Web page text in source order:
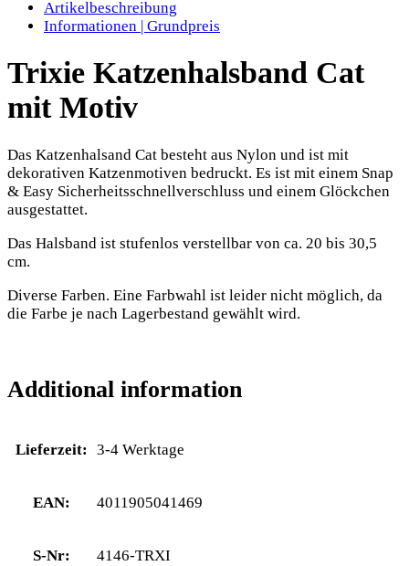
Artikelbeschreibung
Informationen | Grundpreis
Trixie Katzenhalsband Cat
mit Motiv
Das Katzenhalsand Cat besteht aus Nylon und ist mit
dekorativen Katzenmotiven bedruckt. Es ist mit einem Snap
& Easy Sicherheitsschnellverschluss und einem Glöckchen
ausgestattet.
Das Halsband ist stufenlos verstellbar von ca. 20 bis 30,5
cm.
Diverse Farben. Eine Farbwahl ist leider nicht möglich, da
die Farbe je nach Lagerbestand gewählt wird.
Additional information
Lieferzeit: 3-4 Werktage
EAN: 4011905041469
S-Nr: 4146-TRXI